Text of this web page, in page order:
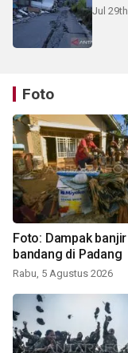
Jul 29th
Foto
Foto: Dampak banjir
bandang di Padang
Rabu, 5 Agustus 2026